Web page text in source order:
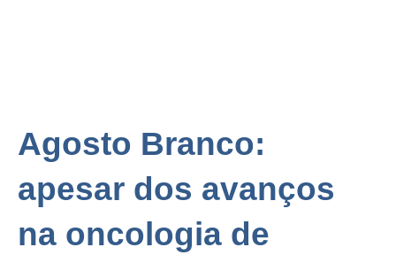
Agosto Branco:
apesar dos avanços
na oncologia de